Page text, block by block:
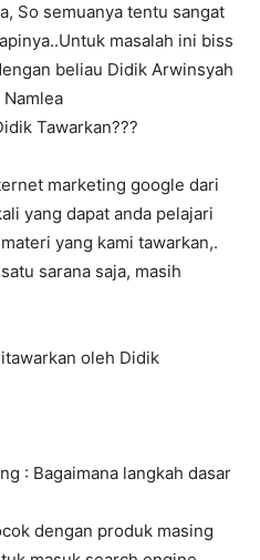
So semuanya tentu sangat
masalah ini biss
beliau Didik Arwinsyah
Namlea
Tawarkan???
marketing google dari
yang dapat anda pelajari
yang kami tawarkan,.
sarana saja, masih
oleh Didik
: Bagaimana langkah dasar
dengan produk masing